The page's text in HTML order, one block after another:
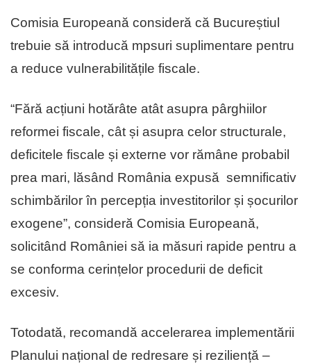
Comisia Europeană consideră că Bucureștiul
trebuie să introducă mpsuri suplimentare pentru
a reduce vulnerabilitățile fiscale.
“Fără acțiuni hotărâte atât asupra pârghiilor
reformei fiscale, cât și asupra celor structurale,
deficitele fiscale și externe vor rămâne probabil
prea mari, lăsând România expusă semnificativ
schimbărilor în percepția investitorilor și șocurilor
exogene”, consideră Comisia Europeană,
solicitând României să ia măsuri rapide pentru a
se conforma cerințelor procedurii de deficit
excesiv.
Totodată, recomandă accelerarea implementării
Planului național de redresare și reziliență –